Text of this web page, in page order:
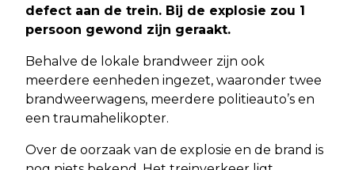
defect aan de trein. Bij de explosie zou 1
persoon gewond zijn geraakt.
Behalve de lokale brandweer zijn ook
meerdere eenheden ingezet, waaronder twee
brandweerwagens, meerdere politieauto’s en
een traumahelikopter.
Over de oorzaak van de explosie en de brand is